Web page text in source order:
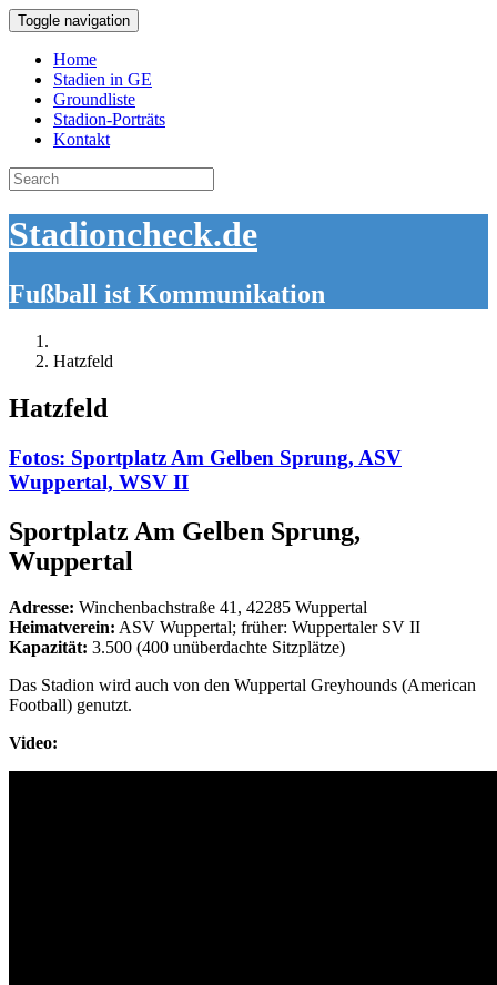
Toggle navigation
Home
Stadien in GE
Groundliste
Stadion-Porträts
Kontakt
Search
for:
Stadioncheck.de
Fußball ist Kommunikation
Hatzfeld
Hatzfeld
Fotos: Sportplatz Am Gelben Sprung, ASV
Wuppertal, WSV II
Sportplatz Am Gelben Sprung,
Wuppertal
Adresse: Winchenbachstraße 41, 42285 Wuppertal
Heimatverein: ASV Wuppertal; früher: Wuppertaler SV II
Kapazität: 3.500 (400 unüberdachte Sitzplätze)
Das Stadion wird auch von den Wuppertal Greyhounds (American
Football) genutzt.
Video: